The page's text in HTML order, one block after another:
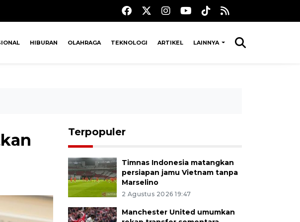
HIBURAN OLAHRAGA TEKNOLOGI ARTIKEL LAINNYA
Terpopuler
Timnas Indonesia matangkan
persiapan jamu Vietnam tanpa
Marselino
2 Agustus 2026 19:47
Manchester United umumkan